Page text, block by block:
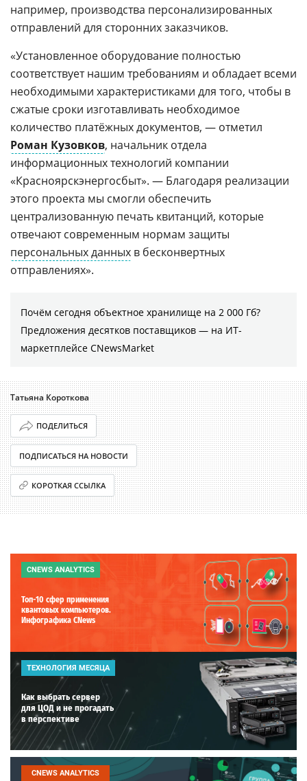
например, производства персонализированных
отправлений для сторонних заказчиков.
«Установленное оборудование полностью
соответствует нашим требованиям и обладает всеми
необходимыми характеристиками для того, чтобы в
сжатые сроки изготавливать необходимое
количество платёжных документов, — отметил
Роман Кузовков, начальник отдела
информационных технологий компании
«Красноярскэнергосбыт». — Благодаря реализации
этого проекта мы смогли обеспечить
централизованную печать квитанций, которые
отвечают современным нормам защиты
персональных данных в бесконвертных
отправлениях».
Почём сегодня объектное хранилище на 2 000 Гб?
Предложения десятков поставщиков ― на ИТ-
маркетплейсе CNewsMarket
Татьяна Короткова
ПОДЕЛИТЬСЯ
ПОДПИСАТЬСЯ НА НОВОСТИ
КОРОТКАЯ ССЫЛКА
CNEWS ANALYTICS
Топ-10 сфер применения
квантовых компьютеров.
Инфографика CNews
ТЕХНОЛОГИЯ МЕСЯЦА
Как выбрать сервер
для ЦОД и не прогадать
в перспективе
CNEWS ANALYTICS